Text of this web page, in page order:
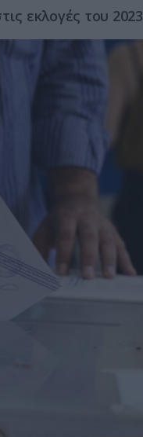
εκλογές του 2023